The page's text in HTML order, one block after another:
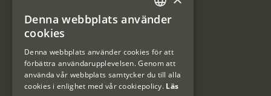
Användarvillkor
#Interjaktfamily
SWEDISH
Denna webbplats använder
cookies
Denna webbplats använder cookies för att
förbättra användarupplevelsen. Genom att
använda vår webbplats samtycker du till alla
cookies i enlighet med vår cookiepolicy. Läs